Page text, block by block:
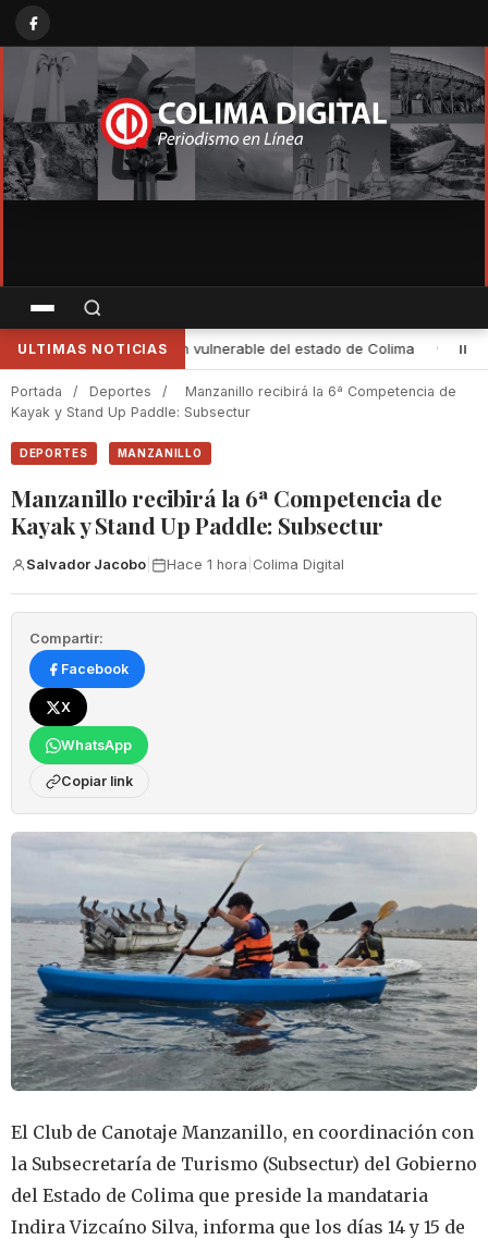
ULTIMAS NOTICIAS
Teatro de bachilleres universitarios, al Festival Internacional de
Portada / Deportes /
Manzanillo recibirá la 6ª Competencia de
Kayak y Stand Up Paddle: Subsectur
DEPORTES MANZANILLO
Manzanillo recibirá la 6ª Competencia de
Kayak y Stand Up Paddle: Subsectur
Salvador Jacobo Hace 1 hora Colima Digital
Compartir:
Facebook
X
WhatsApp
Copiar link
El Club de Canotaje Manzanillo, en coordinación con
la Subsecretaría de Turismo (Subsectur) del Gobierno
del Estado de Colima que preside la mandataria
Indira Vizcaíno Silva, informa que los días 14 y 15 de